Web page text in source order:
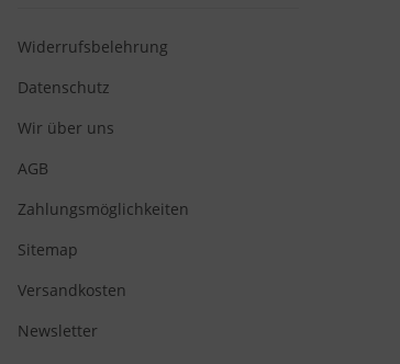
Widerrufsbelehrung
Datenschutz
Wir über uns
AGB
Zahlungsmöglichkeiten
Sitemap
Versandkosten
Newsletter